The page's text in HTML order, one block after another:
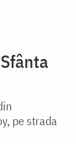
pe strada